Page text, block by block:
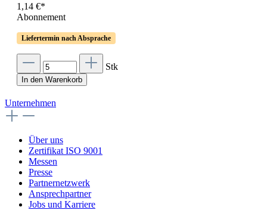
1,14 €*
Abonnement
Liefertermin nach Absprache
Stk
In den Warenkorb
Unternehmen
Über uns
Zertifikat ISO 9001
Messen
Presse
Partnernetzwerk
Ansprechpartner
Jobs und Karriere